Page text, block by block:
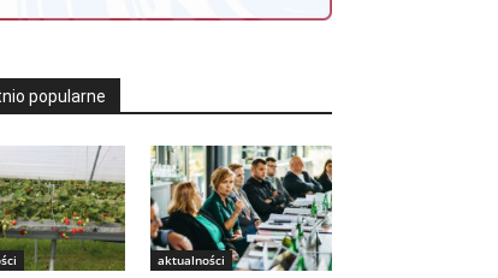
popularne
aktualności